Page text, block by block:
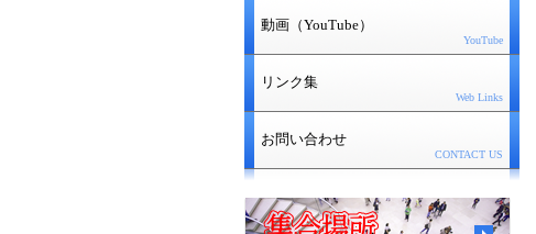
動画（YouTube）
YouTube
リンク集
Web Links
お問い合わせ
CONTACT US